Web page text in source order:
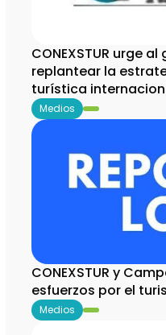
CONEXSTUR urge
replantear la
turística
Medios
CONEXSTUR y
esfuerzos por el
Medios